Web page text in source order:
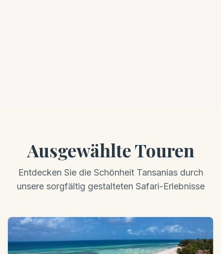
Ausgewählte Touren
Entdecken Sie die Schönheit Tansanias durch
unsere sorgfältig gestalteten Safari-Erlebnisse